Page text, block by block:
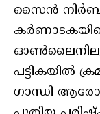
സൈൻ
പട്ടികയിൽ
ഗാന്ധി